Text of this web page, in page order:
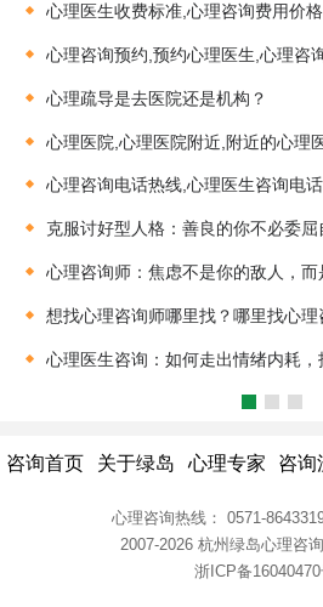
心理医生收费标准,心理咨询费用价
心理咨询预约,预约心理医生,心理咨
心理疏导是去医院还是机构？
心理医院,心理医院附近,附近的心理
心理咨询电话热线,心理医生咨询电话
克服讨好型人格：善良的你不必委屈
心理咨询师：焦虑不是你的敌人，
想找心理咨询师哪里找？哪里找心
心理医生咨询：如何走出情绪内耗
咨询首页 关于绿岛 心理专家 咨询
心理咨询热线： 0571-
2007-2026 杭州绿岛心理咨
浙ICP备